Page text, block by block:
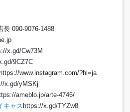
長 090-9076-1488
x.gd/Cw73M
9CZ7C
https://www.instagram.com/?hl=ja
x.gd/yMSKj
ameblo.jp/arte-4746/
キャス https://x.gd/TYZw8